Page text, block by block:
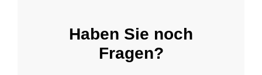
Haben Sie noch
Fragen?